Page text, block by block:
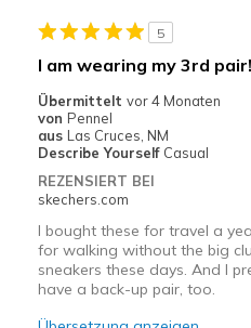
Good for all occasions
Width
Sizing
Feels true
5
I am wearing my 3rd pair!
Übermittelt vor 4 Monaten
von Pennel
aus Las Cruces, NM
Describe Yourself Casual
REZENSIERT BEI
skechers.com
I bought these for travel a
for walking without the big
sneakers these days. And I
have a back-up pair, too.